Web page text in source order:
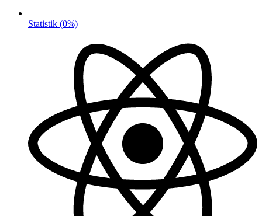
Statistik (0%)